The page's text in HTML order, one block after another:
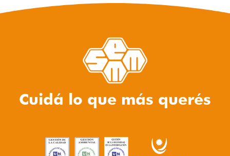
Cuidá lo que más querés